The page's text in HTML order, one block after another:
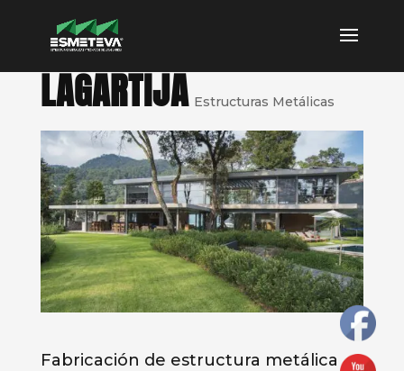
LAGARTIJA Estructuras Metálicas
Fabricación de estructura metálica